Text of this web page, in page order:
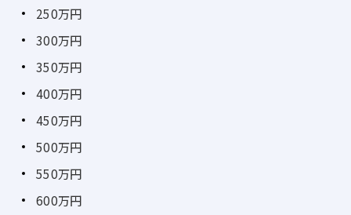
250万円
300万円
350万円
400万円
450万円
500万円
550万円
600万円